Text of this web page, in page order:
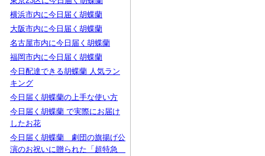
横浜市内に今日届く胡蝶蘭
大阪市内に今日届く胡蝶蘭
名古屋市内に今日届く胡蝶蘭
福岡市内に今日届く胡蝶蘭
今日配達できる胡蝶蘭 人気ラン
キング
今日届く胡蝶蘭の上手な使い方
今日届く胡蝶蘭 で実際にお届け
したお花
今日届く胡蝶蘭 劇団の旗揚げ公
演のお祝いに贈られた「超特急